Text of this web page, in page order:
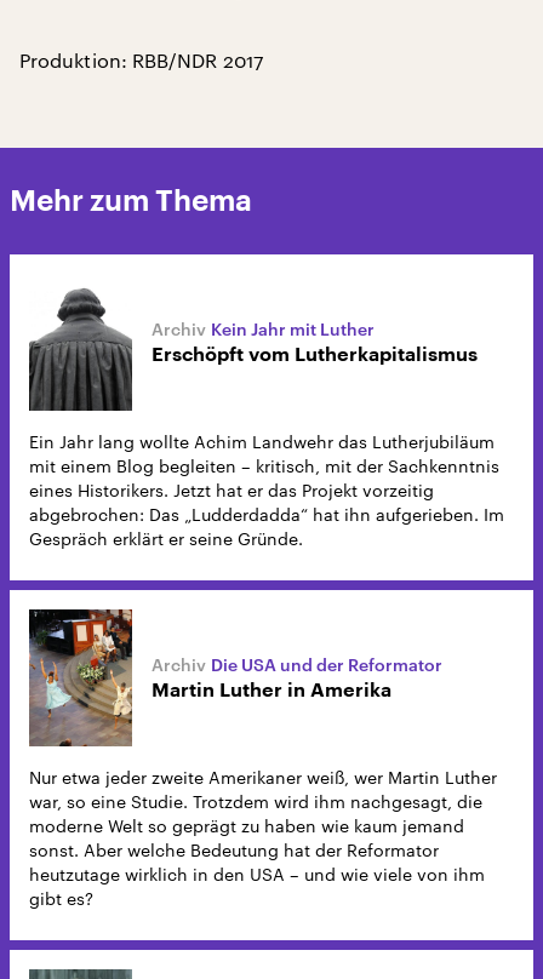
Produktion: RBB/NDR 2017
Mehr zum Thema
Kein Jahr mit Luther
Erschöpft vom Lutherkapitalismus
Ein Jahr lang wollte Achim Landwehr das Lutherjubiläum
mit einem Blog begleiten – kritisch, mit der Sachkenntnis
eines Historikers. Jetzt hat er das Projekt vorzeitig
abgebrochen: Das „Ludderdadda“ hat ihn aufgerieben. Im
Gespräch erklärt er seine Gründe.
Die USA und der Reformator
Martin Luther in Amerika
Nur etwa jeder zweite Amerikaner weiß, wer Martin Luther
war, so eine Studie. Trotzdem wird ihm nachgesagt, die
moderne Welt so geprägt zu haben wie kaum jemand
sonst. Aber welche Bedeutung hat der Reformator
heutzutage wirklich in den USA – und wie viele von ihm
gibt es?